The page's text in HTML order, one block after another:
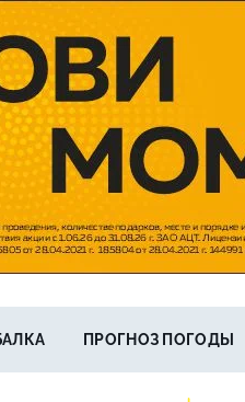
ПРОГНОЗ ПОГОДЫ